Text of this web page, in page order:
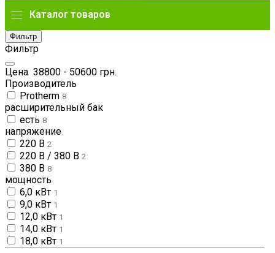
Каталог товаров
Фильтр
Фильтр
Цена 38800 - 50600 грн.
Производитель
Protherm 8
расширительный бак
есть 8
напряжение
220 В 2
220 В / 380 В 2
380 В 8
мощность
6,0 кВт 1
9,0 кВт 1
12,0 кВт 1
14,0 кВт 1
18,0 кВт 1